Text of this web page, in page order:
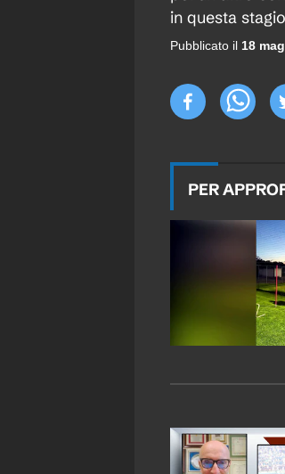
in questa
Pubblicato il 18
PER